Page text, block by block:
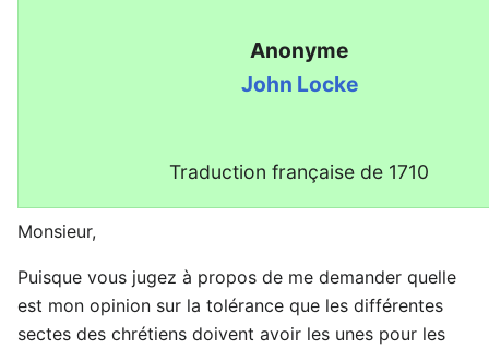
Anonyme
John Locke
Traduction française de 1710
Monsieur,
Puisque vous jugez à propos de me demander quelle
est mon opinion sur la tolérance que les différentes
sectes des chrétiens doivent avoir les unes pour les